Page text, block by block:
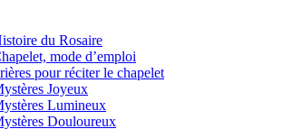
du Rosaire
mode d’emploi
pour réciter le chapelet
Joyeux
Lumineux
Douloureux